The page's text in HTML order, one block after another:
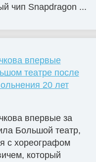
чип Snapdragon ...
впервые
театре после
20 лет
впервые за
Большой театр,
с хореографом
который